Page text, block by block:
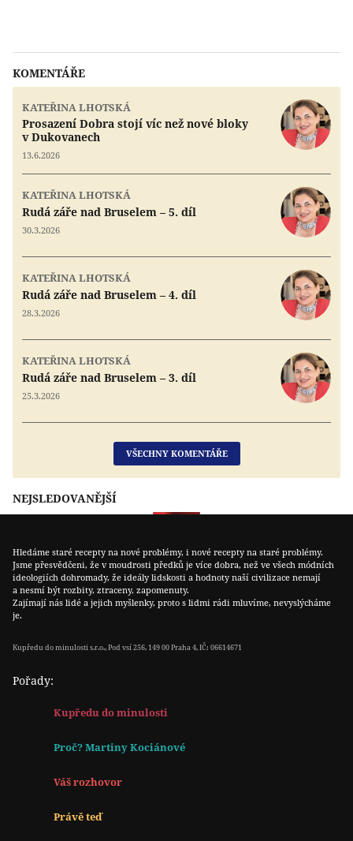
KOMENTÁŘE
KATEŘINA LHOTSKÁ
Prosazení Dobra stojí víc než nové bloky
v Dukovanech
13.6.2026
KATEŘINA LHOTSKÁ
Rudá záře nad Bruselem – 5. díl
30.3.2026
KATEŘINA LHOTSKÁ
Rudá záře nad Bruselem – 4. díl
28.3.2026
KATEŘINA LHOTSKÁ
Rudá záře nad Bruselem – 3. díl
25.3.2026
VŠECHNY KOMENTÁŘE
NEJSLEDOVANĚJŠÍ
Hledáme staré recepty na nové problémy, i nové recepty na staré problémy.
Jsme přesvědčeni, že v moudrosti předků je více dobra, než ve všech módních
ideologiích dohromady, že ideály lidskosti a hodnoty naší civilizace nemají
a nesmí být rozbity, ztraceny, zapomenuty.
Zajímají nás lidé a jejich myšlenky, proto s lidmi rádi mluvíme, nevyslýcháme
je.
Kupředu do minulosti s.r.o., Pod vsí 256, 149 00 Praha 4, IČ: 06614671
Pořady:
Kupředu do minulosti
Proč? Martiny Kociánové
Váš rozhovor
Právě teď